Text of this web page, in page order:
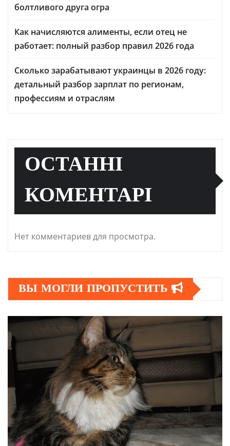
болтливого друга огра
Как начисляются алименты, если отец не
работает: полный разбор правил 2026 года
Сколько зарабатывают украинцы в 2026 году:
детальный разбор зарплат по регионам,
профессиям и отраслям
ОСТАННІ
КОМЕНТАРІ
Нет комментариев для просмотра.
ВЫ МОГЛИ ПРОПУСТИТЬ